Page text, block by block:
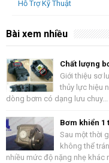
Hỗ Trợ Kỹ Thuật
Bài xem nhiều
Chất lượng
Giới thiệu sơ
thủy lực hiệu
dòng bơm có dạng lưu chuy...
Bơm khiển 1
Sau một thời
không thể
nhiều mức độ nặng nhẹ khác